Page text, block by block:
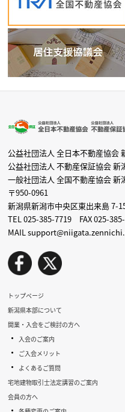
公益社団法人 全日本不動産協会
公益社団法人 不動産保証協会 新
一般社団法人 全国不動産協会 新
〒950-0961
新潟県新潟市中央区東出来島 7-
TEL 025-385-7719 FAX 025-
MAIL
トップページ
新潟県本部について
開業・入会をご検討の方へ
・ 入会のご案内
・ ご入会メリット
・
よくあるご質問
宅地建物取引士法定講習のご案内
会員の方へ